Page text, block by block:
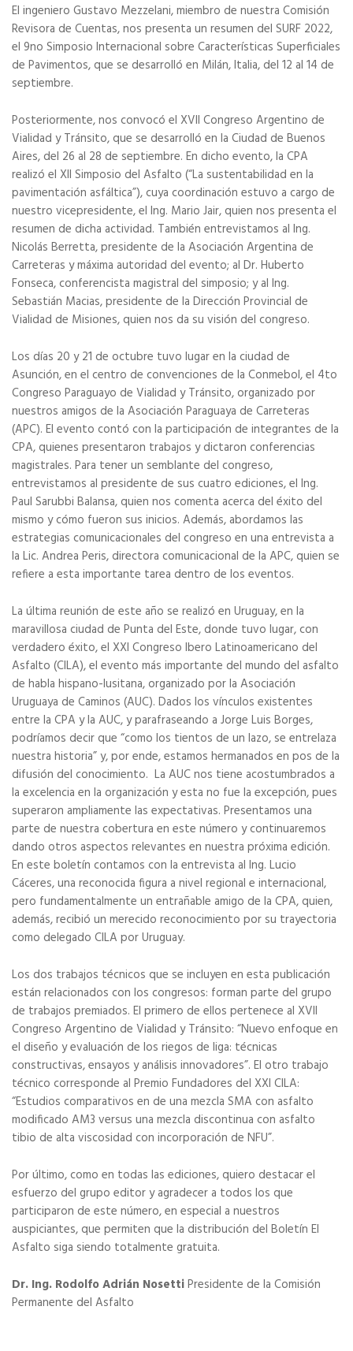
El ingeniero Gustavo Mezzelani, miembro de nuestra Comisión
Revisora de Cuentas, nos presenta un resumen del SURF 2022,
el 9no Simposio Internacional sobre Características Superficiales
de Pavimentos, que se desarrolló en Milán, Italia, del 12 al 14 de
septiembre.
Posteriormente, nos convocó el XVII Congreso Argentino de
Vialidad y Tránsito, que se desarrolló en la Ciudad de Buenos
Aires, del 26 al 28 de septiembre. En dicho evento, la CPA
realizó el XII Simposio del Asfalto (“La sustentabilidad en la
pavimentación asfáltica”), cuya coordinación estuvo a cargo de
nuestro vicepresidente, el Ing. Mario Jair, quien nos presenta el
resumen de dicha actividad. También entrevistamos al Ing.
Nicolás Berretta, presidente de la Asociación Argentina de
Carreteras y máxima autoridad del evento; al Dr. Huberto
Fonseca, conferencista magistral del simposio; y al Ing.
Sebastián Macias, presidente de la Dirección Provincial de
Vialidad de Misiones, quien nos da su visión del congreso.
Los días 20 y 21 de octubre tuvo lugar en la ciudad de
Asunción, en el centro de convenciones de la Conmebol, el 4to
Congreso Paraguayo de Vialidad y Tránsito, organizado por
nuestros amigos de la Asociación Paraguaya de Carreteras
(APC). El evento contó con la participación de integrantes de la
CPA, quienes presentaron trabajos y dictaron conferencias
magistrales. Para tener un semblante del congreso,
entrevistamos al presidente de sus cuatro ediciones, el Ing.
Paul Sarubbi Balansa, quien nos comenta acerca del éxito del
mismo y cómo fueron sus inicios. Además, abordamos las
estrategias comunicacionales del congreso en una entrevista a
la Lic. Andrea Peris, directora comunicacional de la APC, quien se
refiere a esta importante tarea dentro de los eventos.
La última reunión de este año se realizó en Uruguay, en la
maravillosa ciudad de Punta del Este, donde tuvo lugar, con
verdadero éxito, el XXI Congreso Ibero Latinoamericano del
Asfalto (CILA), el evento más importante del mundo del asfalto
de habla hispano-lusitana, organizado por la Asociación
Uruguaya de Caminos (AUC). Dados los vínculos existentes
entre la CPA y la AUC, y parafraseando a Jorge Luis Borges,
podríamos decir que “como los tientos de un lazo, se entrelaza
nuestra historia” y, por ende, estamos hermanados en pos de la
difusión del conocimiento. La AUC nos tiene acostumbrados a
la excelencia en la organización y esta no fue la excepción, pues
superaron ampliamente las expectativas. Presentamos una
parte de nuestra cobertura en este número y continuaremos
dando otros aspectos relevantes en nuestra próxima edición.
En este boletín contamos con la entrevista al Ing. Lucio
Cáceres, una reconocida figura a nivel regional e internacional,
pero fundamentalmente un entrañable amigo de la CPA, quien,
además, recibió un merecido reconocimiento por su trayectoria
como delegado CILA por Uruguay.
Los dos trabajos técnicos que se incluyen en esta publicación
están relacionados con los congresos: forman parte del grupo
de trabajos premiados. El primero de ellos pertenece al XVII
Congreso Argentino de Vialidad y Tránsito: “Nuevo enfoque en
el diseño y evaluación de los riegos de liga: técnicas
constructivas, ensayos y análisis innovadores”. El otro trabajo
técnico corresponde al Premio Fundadores del XXI CILA:
“Estudios comparativos en de una mezcla SMA con asfalto
modificado AM3 versus una mezcla discontinua con asfalto
tibio de alta viscosidad con incorporación de NFU”.
Por último, como en todas las ediciones, quiero destacar el
esfuerzo del grupo editor y agradecer a todos los que
participaron de este número, en especial a nuestros
auspiciantes, que permiten que la distribución del Boletín El
Asfalto siga siendo totalmente gratuita.
Dr. Ing. Rodolfo Adrián NosettiPresidente de la Comisión
Permanente del Asfalto